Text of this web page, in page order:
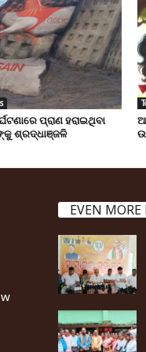
ପ୍ରାଣ ହରାଇଥିବା
ଶ୍ରଦ୍ଧାଞ୍ଜଳି
EVEN MORE